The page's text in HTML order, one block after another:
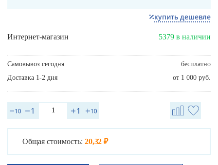
купить дешевле
Интернет-магазин 5379 в наличии
Самовывоз сегодня
бесплатно
Доставка 1-2 дня
от 1 000 руб.
Общая стоимость: 20,32 ₽